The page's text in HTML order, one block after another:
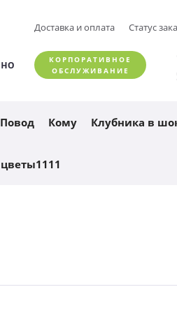
+7 717 297 24 69
+7 747 765 00 00
Доставка и оплата Статус
КОРПОРАТИВНОЕ
ОБСЛУЖИВАНИЕ
Повод Кому Клубника в
цветы1111